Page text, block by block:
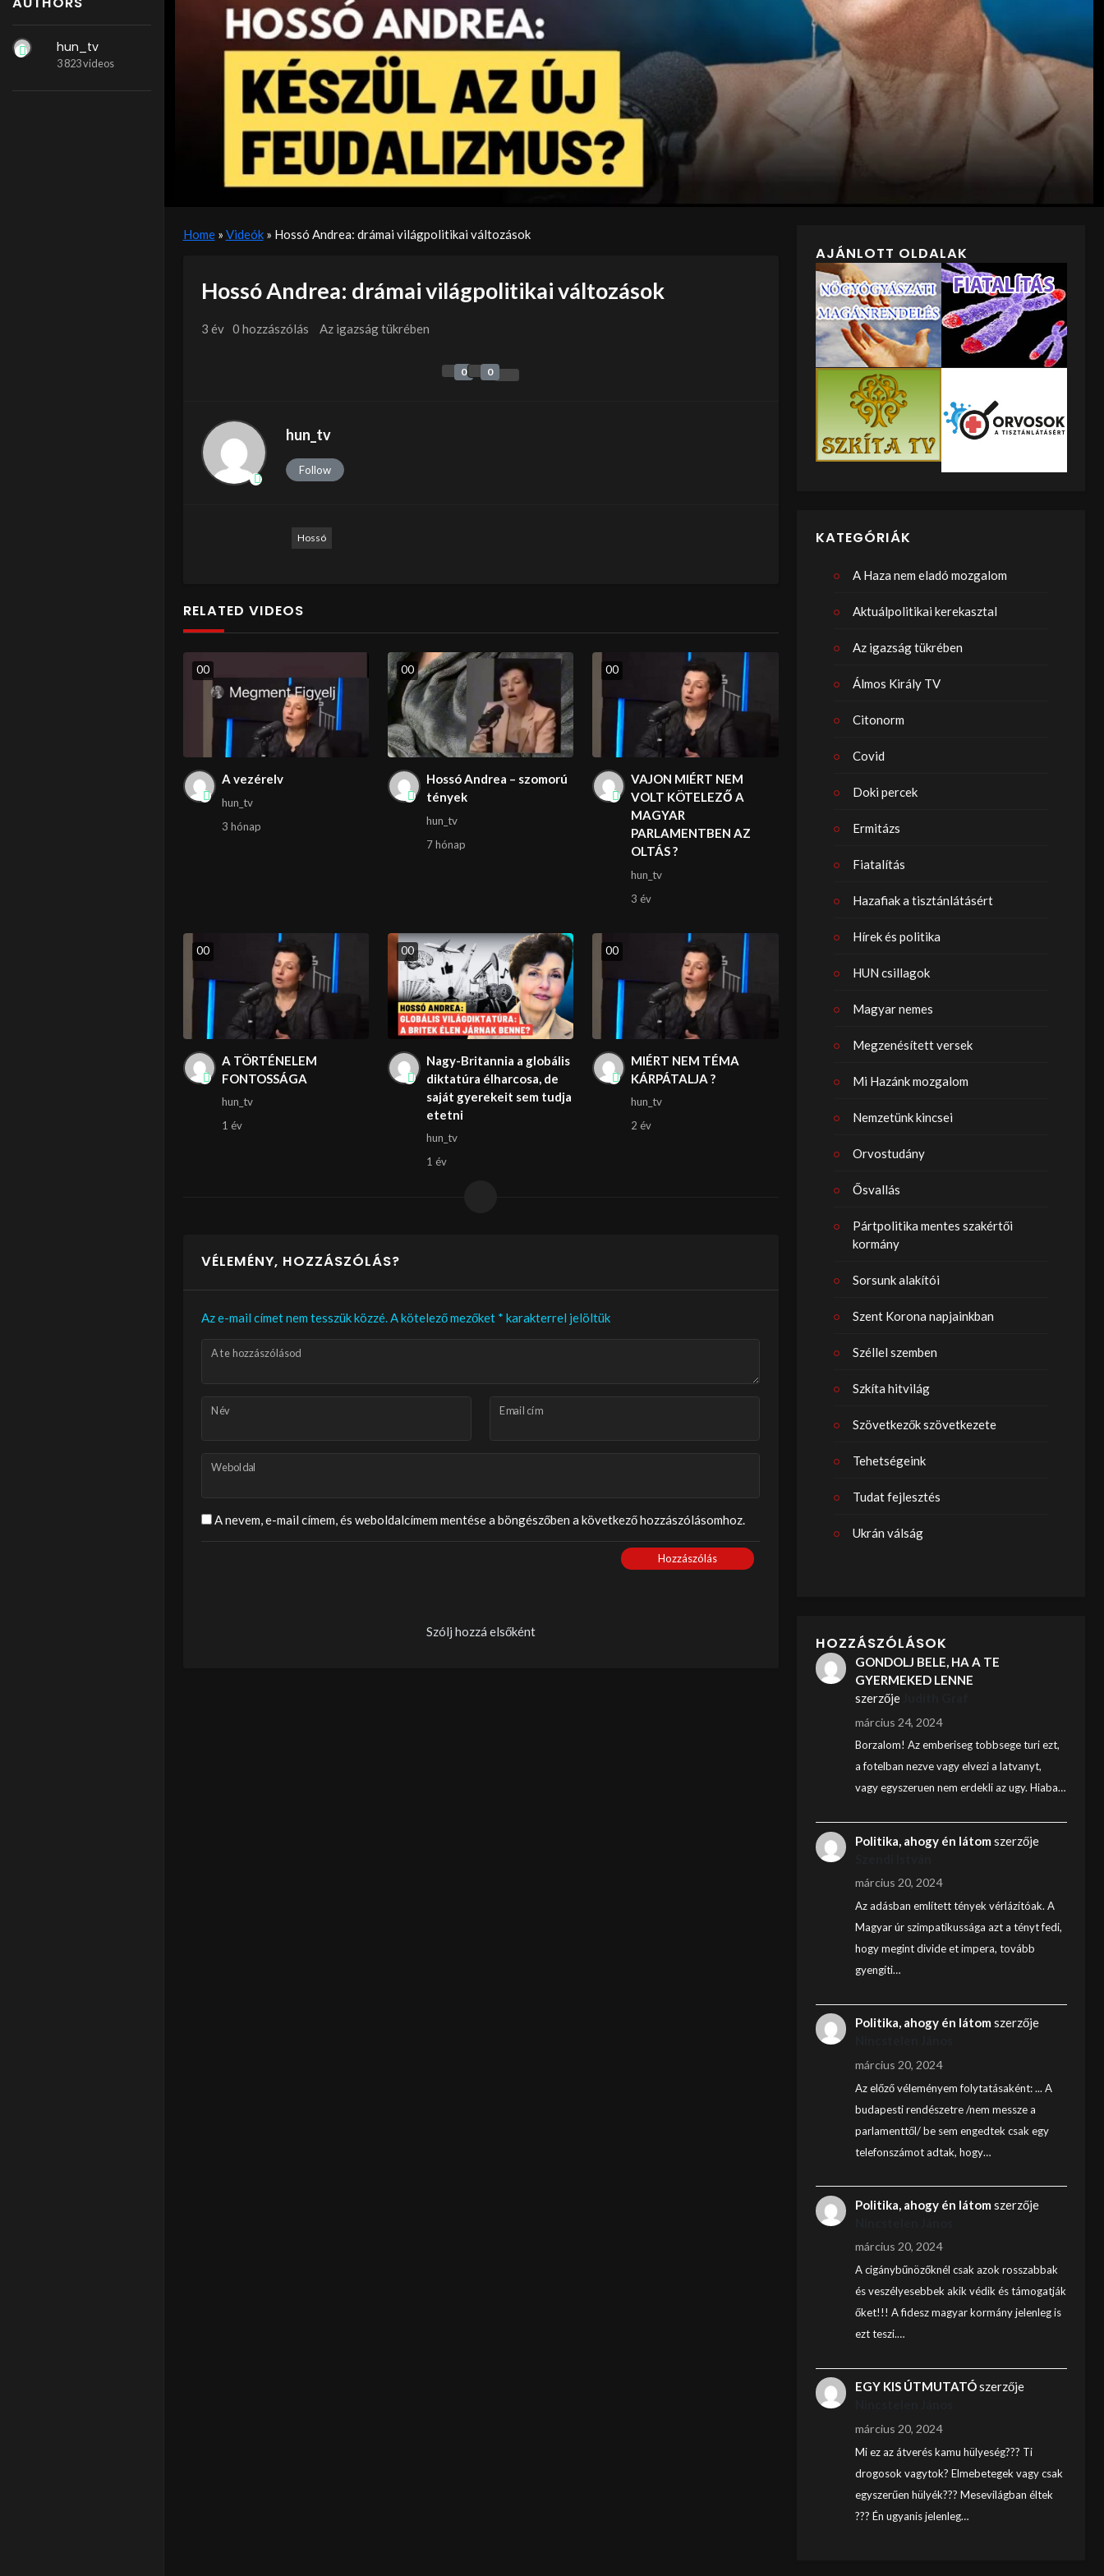
hun_tv
3 823 videos
Home» Videók» Hossó Andrea: drámai világpolitikai változások
Hossó Andrea: drámai világpolitikai változások
3 év 0 hozzászólás Az igazság tükrében
0 0
hun_tv
Follow
Hossó
RELATED VIDEOS
00
A vezérelv
hun_tv
3 hónap
00
Hossó Andrea – szomorú
tények
hun_tv
7 hónap
00
VAJON MIÉRT NEM
VOLT KÖTELEZŐ A
MAGYAR
PARLAMENTBEN AZ
OLTÁS ?
hun_tv
3 év
00
A TÖRTÉNELEM
FONTOSSÁGA
hun_tv
1 év
00
Nagy-Britannia a globális
diktatúra élharcosa, de
saját gyerekeit sem tudja
etetni
hun_tv
1 év
00
MIÉRT NEM TÉMA
KÁRPÁTALJA ?
hun_tv
2 év
VÉLEMÉNY, HOZZÁSZÓLÁS?
Az e-mail címet nem tesszük közzé.A kötelező mezőket * karakterrel jelöltük
A te hozzászólásod
Név Email cím
Weboldal
A nevem, e-mail címem, és weboldalcímem mentése a böngészőben a következő hozzászólásomhoz.
Hozzászólás
Szólj hozzá elsőként
AJÁNLOTT OLDALAK
KATEGÓRIÁK
A Haza nem eladó mozgalom
Aktuálpolitikai kerekasztal
Az igazság tükrében
Álmos Király TV
Citonorm
Covid
Doki percek
Ermitázs
Fiatalítás
Hazafiak a tisztánlátásért
Hírek és politika
HUN csillagok
Magyar nemes
Megzenésített versek
Mi Hazánk mozgalom
Nemzetünk kincsei
Orvostudány
Ősvallás
Pártpolitika mentes szakértői
kormány
Sorsunk alakítói
Szent Korona napjainkban
Széllel szemben
Szkíta hitvilág
Szövetkezők szövetkezete
Tehetségeink
Tudat fejlesztés
Ukrán válság
HOZZÁSZÓLÁSOK
GONDOLJ BELE, HA A TE
GYERMEKED LENNE
szerzője
március 24, 2024
Borzalom! Az emberiseg tobbsege turi ezt,
a fotelban nezve vagy elvezi a latvanyt,
vagy egyszeruen nem erdekli az ugy. Hiaba…
Politika, ahogy én látom szerzője
március 20, 2024
Az adásban említett tények vérlázítóak. A
Magyar úr szimpatikussága azt a tényt fedi,
hogy megint divide et impera, tovább
gyengíti…
Politika, ahogy én látom szerzője
március 20, 2024
Az előző véleményem folytatásaként: ... A
budapesti rendészetre /nem messze a
parlamenttől/ be sem engedtek csak egy
telefonszámot adtak, hogy…
Politika, ahogy én látom szerzője
március 20, 2024
A cigánybűnözőknél csak azok rosszabbak
és veszélyesebbek akik védik és támogatják
őket!!! A fidesz magyar kormány jelenleg is
ezt teszi.…
EGY KIS ÚTMUTATÓszerzője
március 20, 2024
Mi ez az átverés kamu hülyeség??? Ti
drogosok vagytok? Elmebetegek vagy csak
egyszerűen hülyék??? Mesevilágban éltek
??? Én ugyanis jelenleg…